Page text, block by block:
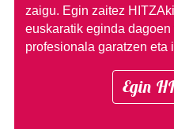
zaigu. Egin zaitez
euskaratik eginda
profesionala garatzen eta
Egin